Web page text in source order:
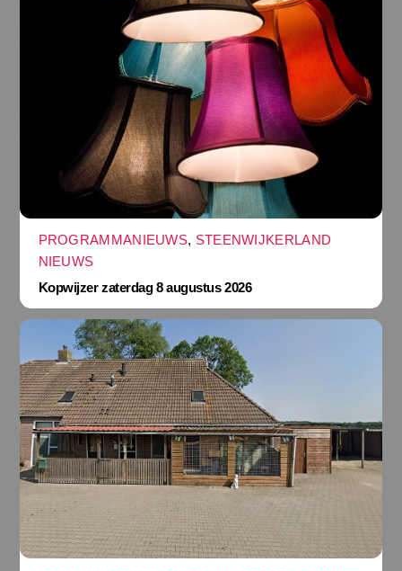
PROGRAMMANIEUWS, STEENWIJKERLAND
NIEUWS
Kopwijzer zaterdag 8 augustus 2026